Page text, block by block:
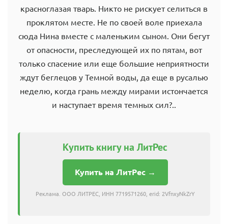
красноглазая тварь. Никто не рискует селиться в
проклятом месте. Не по своей воле приехала
сюда Нина вместе с маленьким сыном. Они бегут
от опасности, преследующей их по пятам, вот
только спасение или еще большие неприятности
ждут беглецов у Темной воды, да еще в русалью
неделю, когда грань между мирами истончается
и наступает время темных сил?..
Купить книгу на ЛитРес
Купить на ЛитРес →
Реклама. ООО ЛИТРЕС, ИНН 7719571260, erid: 2VfnxyNkZrY